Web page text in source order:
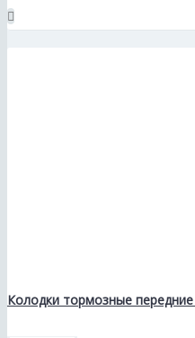
Колодки тормозные